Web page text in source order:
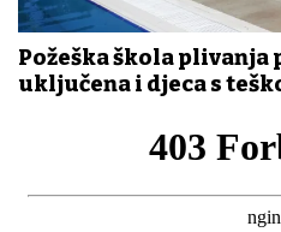
Požeška škola plivanja
uključena i djeca s